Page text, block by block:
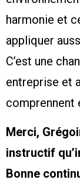
harmonie et
appliquer
C’est une
entreprise et
comprennent
Merci,
instructif
Bonne